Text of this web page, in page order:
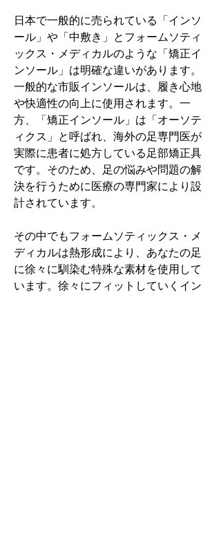
日本で一般的に売られている「インソ
ール」や「中敷き」とフォームソティ
ックス・メディカルのような「矯正イ
ンソール」は明確な違いがあります。
一般的な市販インソールは、履き心地
や快適性の向上に使用されます。一
方、「矯正インソール」は「オーソテ
ィクス」と呼ばれ、海外の足専門医が
実際に患者に処方している足部矯正具
です。そのため、足の悩みや問題の解
決を行うために医療の専門家により設
計されています。
その中でもフォームソティックス・メ
ディカルは熱形成により、あなたの足
に徐々に馴染む特殊な素材を使用して
います。徐々にフィットしていくイン